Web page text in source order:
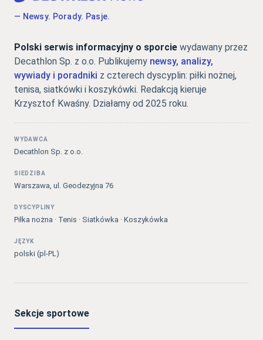
— Newsy. Porady. Pasje.
Polski serwis informacyjny o sporcie wydawany przez
Decathlon Sp. z o.o. Publikujemy newsy, analizy,
wywiady i poradniki z czterech dyscyplin: piłki nożnej,
tenisa, siatkówki i koszykówki. Redakcją kieruje
Krzysztof Kwaśny. Działamy od 2025 roku.
WYDAWCA
Decathlon Sp. z o.o.
SIEDZIBA
Warszawa, ul. Geodezyjna 76
DYSCYPLINY
Piłka nożna · Tenis · Siatkówka · Koszykówka
JĘZYK
polski (pl-PL)
Sekcje sportowe